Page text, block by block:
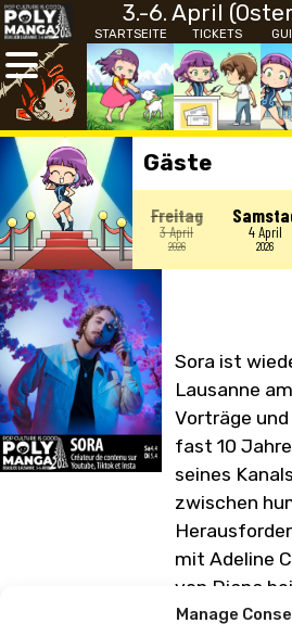
Manage
3.-6. April
STARTSEITE TICKETS
Gäste
Freitag
3 April
2026
4 April
2026
Sora ist
Lausanne
Vorträge
fast 10
seines
zwischen
mit Adeline
von Diana
Gaming